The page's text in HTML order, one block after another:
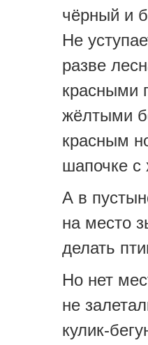
чёрный и
Не
разве
красными
жёлтыми
красным
шапочке с
А в
на место
делать
Но нет
не
кулик-